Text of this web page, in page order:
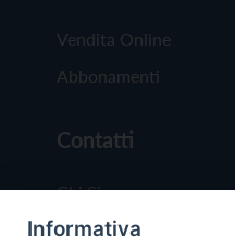
Vendita Online
Abbonamenti
Contatti
Chi Siamo
Redazione
Informativa